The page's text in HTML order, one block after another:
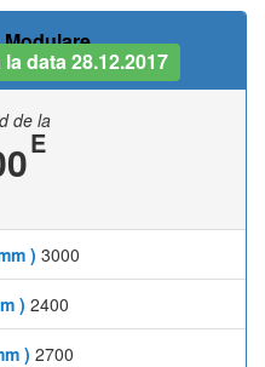
data 28.12.2017
de la
E
) 3000
) 2400
) 2700